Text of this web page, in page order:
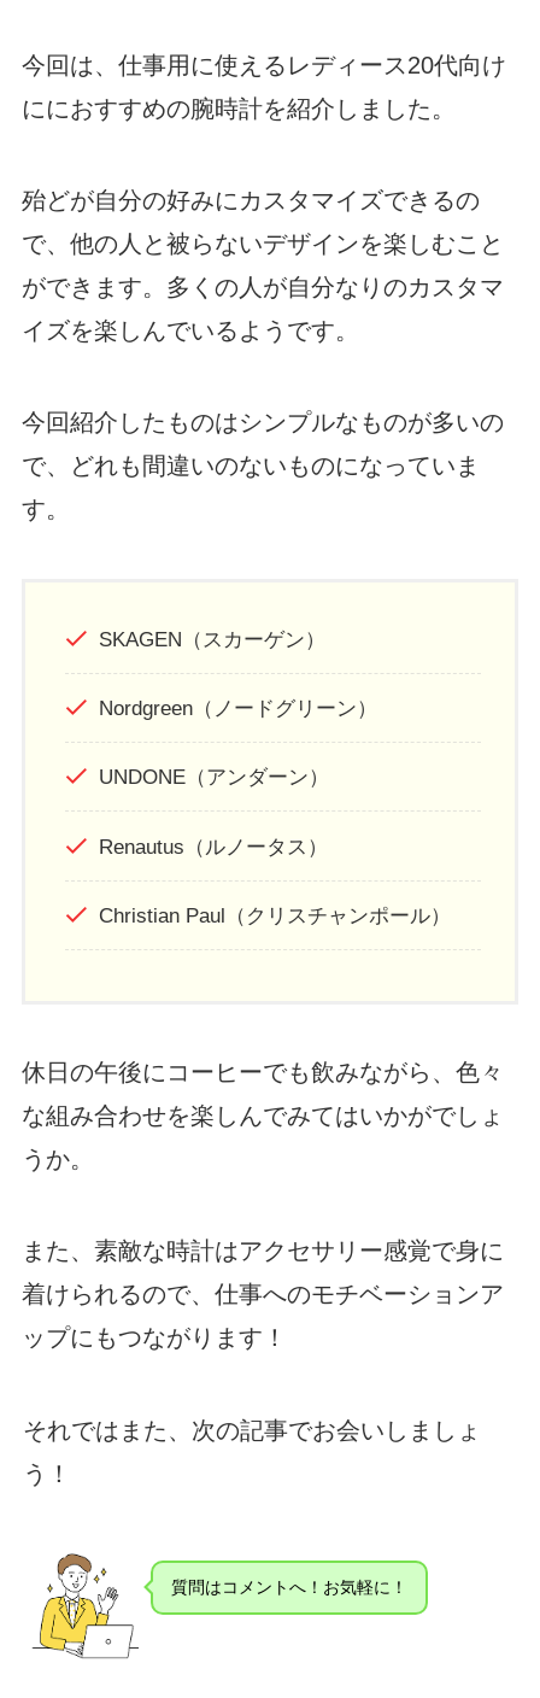
今回は、仕事用に使えるレディース20代向け
ににおすすめの腕時計を紹介しました。
殆どが自分の好みにカスタマイズできるの
で、他の人と被らないデザインを楽しむこと
ができます。多くの人が自分なりのカスタマ
イズを楽しんでいるようです。
今回紹介したものはシンプルなものが多いの
で、どれも間違いのないものになっていま
す。
SKAGEN（スカーゲン）
Nordgreen（ノードグリーン）
UNDONE（アンダーン）
Renautus（ルノータス）
Christian Paul（クリスチャンポール）
休日の午後にコーヒーでも飲みながら、色々
な組み合わせを楽しんでみてはいかがでしょ
うか。
また、素敵な時計はアクセサリー感覚で身に
着けられるので、仕事へのモチベーションア
ップにもつながります！
それではまた、次の記事でお会いしましょ
う！
質問はコメントへ！お気軽に！